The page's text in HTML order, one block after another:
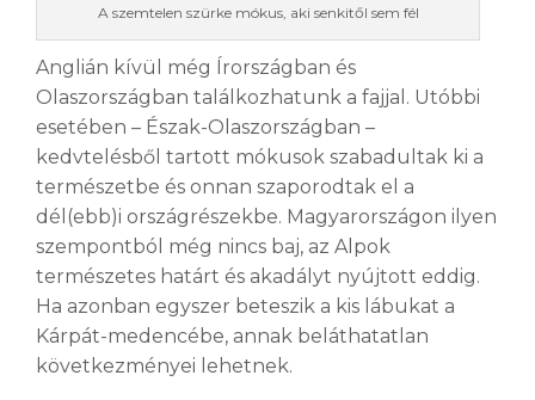
A szemtelen szürke mókus, aki senkitől sem fél
Anglián kívül még Írországban és
Olaszországban találkozhatunk a fajjal. Utóbbi
esetében – Észak-Olaszországban –
kedvtelésből tartott mókusok szabadultak ki a
természetbe és onnan szaporodtak el a
dél(ebb)i országrészekbe. Magyarországon ilyen
szempontból még nincs baj, az Alpok
természetes határt és akadályt nyújtott eddig.
Ha azonban egyszer beteszik a kis lábukat a
Kárpát-medencébe, annak beláthatatlan
következményei lehetnek.